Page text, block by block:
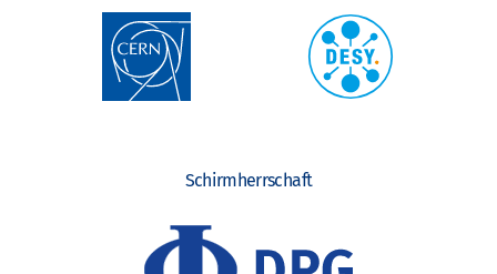
Schirmherrschaft